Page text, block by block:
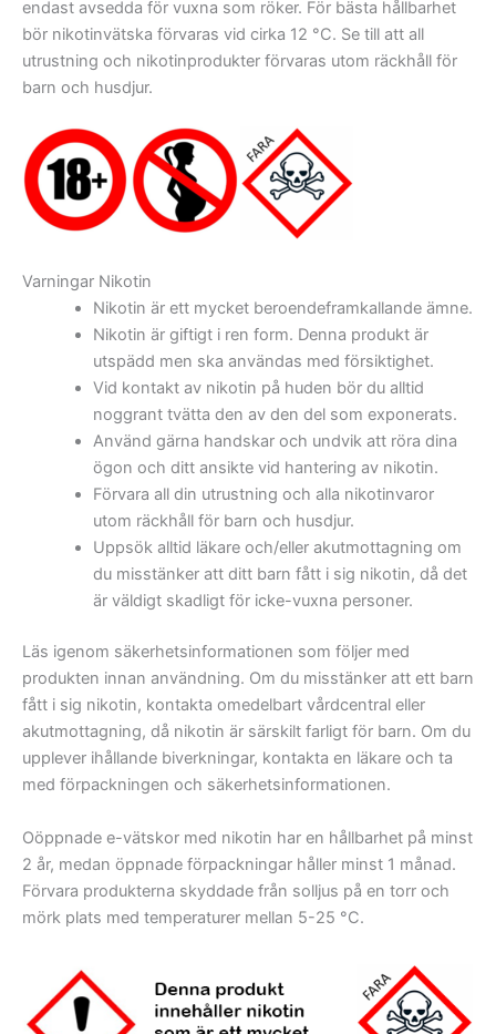
endast avsedda för vuxna som röker. För bästa hållbarhet
bör nikotinvätska förvaras vid cirka 12 °C. Se till att all
utrustning och nikotinprodukter förvaras utom räckhåll för
barn och husdjur.
Varningar Nikotin
Nikotin är ett mycket beroendeframkallande ämne.
Nikotin är giftigt i ren form. Denna produkt är
utspädd men ska användas med försiktighet.
Vid kontakt av nikotin på huden bör du alltid
noggrant tvätta den av den del som exponerats.
Använd gärna handskar och undvik att röra dina
ögon och ditt ansikte vid hantering av nikotin.
Förvara all din utrustning och alla nikotinvaror
utom räckhåll för barn och husdjur.
Uppsök alltid läkare och/eller akutmottagning om
du misstänker att ditt barn fått i sig nikotin, då det
är väldigt skadligt för icke-vuxna personer.
Läs igenom säkerhetsinformationen som följer med
produkten innan användning. Om du misstänker att ett barn
fått i sig nikotin, kontakta omedelbart vårdcentral eller
akutmottagning, då nikotin är särskilt farligt för barn. Om du
upplever ihållande biverkningar, kontakta en läkare och ta
med förpackningen och säkerhetsinformationen.
Oöppnade e-vätskor med nikotin har en hållbarhet på minst
2 år, medan öppnade förpackningar håller minst 1 månad.
Förvara produkterna skyddade från solljus på en torr och
mörk plats med temperaturer mellan 5-25 °C.